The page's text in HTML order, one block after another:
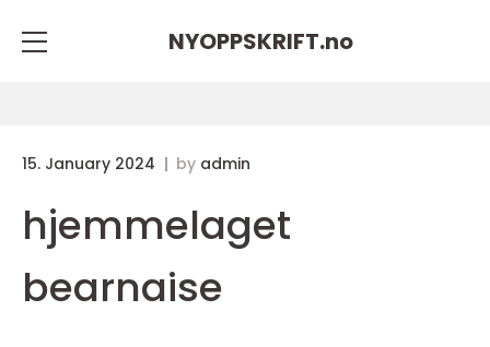
NYOPPSKRIFT.no
15. January 2024 by admin
hjemmelaget
bearnaise